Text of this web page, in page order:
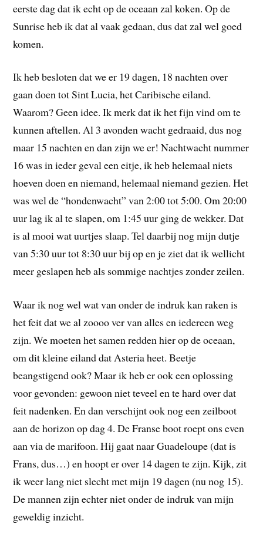
eerste dag dat ik echt op de oceaan zal koken. Op de
Sunrise heb ik dat al vaak gedaan, dus dat zal wel goed
komen.
Ik heb besloten dat we er 19 dagen, 18 nachten over
gaan doen tot Sint Lucia, het Caribische eiland.
Waarom? Geen idee. Ik merk dat ik het fijn vind om te
kunnen aftellen. Al 3 avonden wacht gedraaid, dus nog
maar 15 nachten en dan zijn we er! Nachtwacht nummer
16 was in ieder geval een eitje, ik heb helemaal niets
hoeven doen en niemand, helemaal niemand gezien. Het
was wel de “hondenwacht” van 2:00 tot 5:00. Om 20:00
uur lag ik al te slapen, om 1:45 uur ging de wekker. Dat
is al mooi wat uurtjes slaap. Tel daarbij nog mijn dutje
van 5:30 uur tot 8:30 uur bij op en je ziet dat ik wellicht
meer geslapen heb als sommige nachtjes zonder zeilen.
Waar ik nog wel wat van onder de indruk kan raken is
het feit dat we al zoooo ver van alles en iedereen weg
zijn. We moeten het samen redden hier op de oceaan,
om dit kleine eiland dat Asteria heet. Beetje
beangstigend ook? Maar ik heb er ook een oplossing
voor gevonden: gewoon niet teveel en te hard over dat
feit nadenken. En dan verschijnt ook nog een zeilboot
aan de horizon op dag 4. De Franse boot roept ons even
aan via de marifoon. Hij gaat naar Guadeloupe (dat is
Frans, dus…) en hoopt er over 14 dagen te zijn. Kijk, zit
ik weer lang niet slecht met mijn 19 dagen (nu nog 15).
De mannen zijn echter niet onder de indruk van mijn
geweldig inzicht.